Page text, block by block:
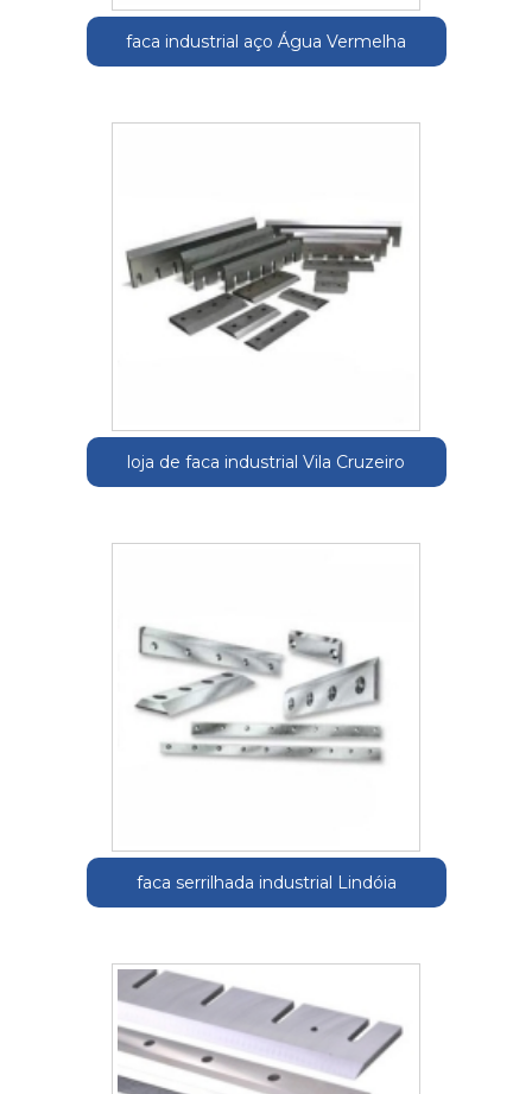
faca industrial aço Água Vermelha
loja de faca industrial Vila Cruzeiro
faca serrilhada industrial Lindóia